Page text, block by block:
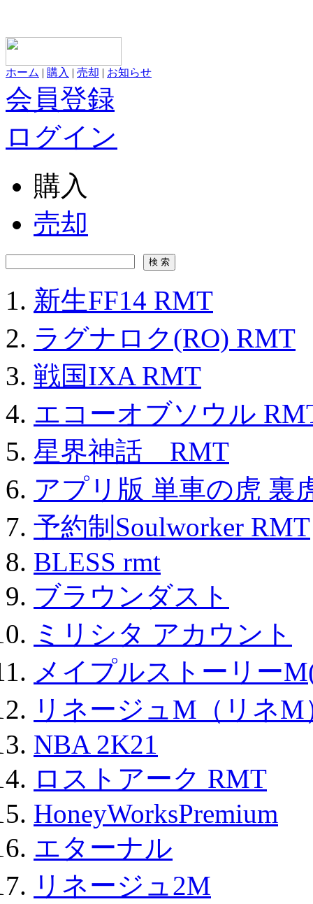
ホーム | 購入 | 売却 | お知らせ
会員登録
ログイン
購入
売却
新生FF14 RMT
ラグナロク(RO) RMT
戦国IXA RMT
エコーオブソウル
星界神話 RMT
アプリ版 単車の虎 裏
予約制Soulworker RMT
BLESS rmt
ブラウンダスト
ミリシタ アカウント
メイプルストーリー
リネージュM（リネM
NBA 2K21
ロストアーク RMT
HoneyWorksPremium
エターナル
リネージュ2M